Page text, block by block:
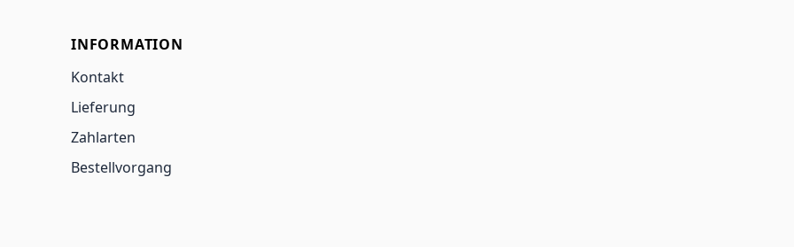
INFORMATION
Kontakt
Lieferung
Zahlarten
Bestellvorgang